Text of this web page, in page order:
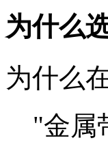
为什么
为什么
"金属